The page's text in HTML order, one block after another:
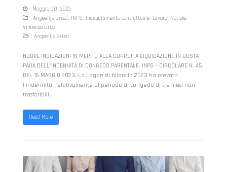
Maggio 30, 2023
Angeelijs Brizzi, INPS, Inquadramento contrattuale, Lavoro, Notizie,
Vincenzo Brizzi
Angeelijs Brizzi
NUOVE INDICAZIONI IN MERITO ALLA CORRETTA LIQUIDAZIONE IN BUSTA
PAGA DELL’INDENNITÀ DI CONGEDO PARENTALE. INPS – CIRCOLARE N. 45
DEL 16 MAGGIO 2023. La Legge di bilancio 2023 ha elevato
l’indennità, relativamente al periodo di congedo di tre mesi non
trasferibili…
Read More